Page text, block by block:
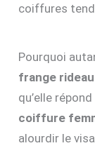
coiffures
Pourquoi
frange rideau
qu’elle
coiffure
alourdir le